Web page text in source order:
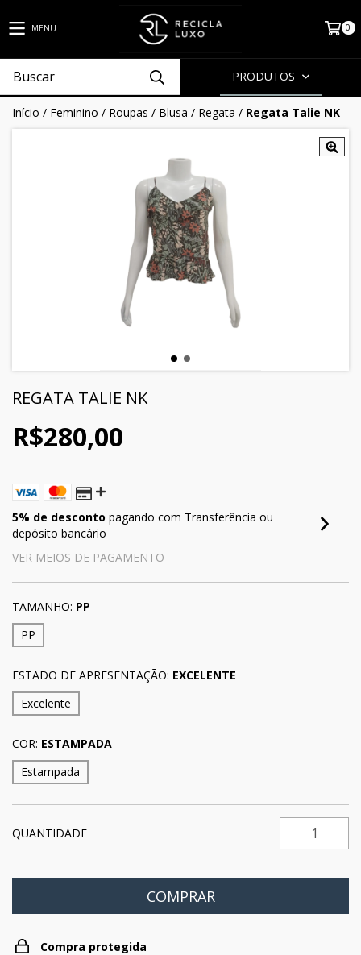
MENU 0
PRODUTOS
Início / Feminino / Roupas / Blusa / Regata / Regata Talie NK
REGATA TALIE NK
R$280,00
5% de desconto pagando com Transferência ou
depósito bancário
VER MEIOS DE PAGAMENTO
TAMANHO: PP
PP
ESTADO DE APRESENTAÇÃO: EXCELENTE
Excelente
COR: ESTAMPADA
Estampada
QUANTIDADE
Compra protegida